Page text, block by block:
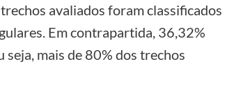
avaliados foram classificados
Em contrapartida, 36,32%
mais de 80% dos trechos